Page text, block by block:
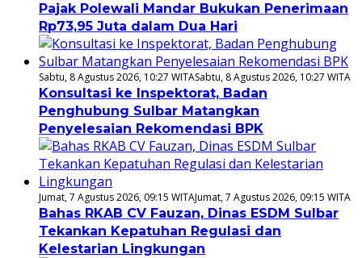
Pajak Polewali Mandar Bukukan Penerimaan
Rp73,95 Juta dalam Dua Hari
Sabtu, 8 Agustus 2026, 10:27 WITASabtu, 8 Agustus 2026, 10:27 WITA
Konsultasi ke Inspektorat, Badan
Penghubung Sulbar Matangkan
Penyelesaian Rekomendasi BPK
Jumat, 7 Agustus 2026, 09:15 WITAJumat, 7 Agustus 2026, 09:15 WITA
Bahas RKAB CV Fauzan, Dinas ESDM Sulbar
Tekankan Kepatuhan Regulasi dan
Kelestarian Lingkungan